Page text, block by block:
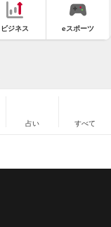
ビジネス eスポーツ
占い すべて